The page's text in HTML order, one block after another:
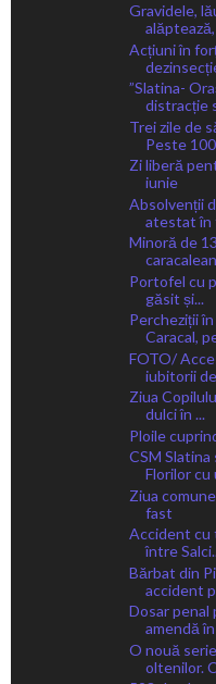
Gravidele,
Acțiuni în
”Slatina-
distracție
Trei zile de
Peste
Zi liberă
iunie
Absolvenții
atestat în
Minoră de
Portofel cu
găsit și...
Percheziții
Caracal,
FOTO/
iubitorii
Ziua
dulci în ...
Ploile
CSM
Florilor cu
Ziua
fast
Accident cu
între
Bărbat din
accident
Dosar
amendă în
O nouă
oltenilor.